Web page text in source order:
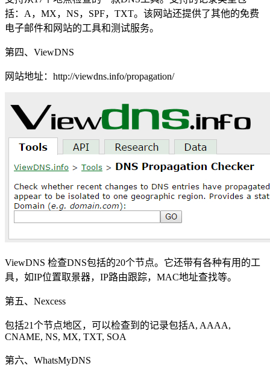
括：A，MX，NS，SPF，TXT。该网站还提供了其他的免费
电子邮件和网站的工具和测试服务。
第四、ViewDNS
网站地址：http://viewdns.info/propagation/
ViewDNS 检查DNS包括的20个节点。它还带有各种有用的工
具，如IP位置取景器，IP路由跟踪，MAC地址查找等。
第五、Nexcess
包括21个节点地区，可以检查到的记录包括A, AAAA,
CNAME, NS, MX, TXT, SOA
第六、WhatsMyDNS